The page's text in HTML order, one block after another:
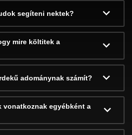
segíteni nektek?
mire költitek a
adománynak számít?
vonatkoznak egyébként a